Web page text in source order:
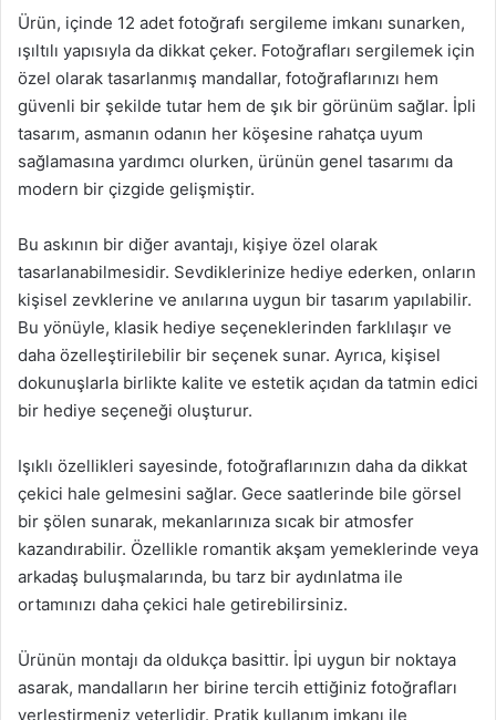
Ürün, içinde 12 adet fotoğrafı sergileme imkanı sunarken,
ışıltılı yapısıyla da dikkat çeker. Fotoğrafları sergilemek için
özel olarak tasarlanmış mandallar, fotoğraflarınızı hem
güvenli bir şekilde tutar hem de şık bir görünüm sağlar. İpli
tasarım, asmanın odanın her köşesine rahatça uyum
sağlamasına yardımcı olurken, ürünün genel tasarımı da
modern bir çizgide gelişmiştir.
Bu askının bir diğer avantajı, kişiye özel olarak
tasarlanabilmesidir. Sevdiklerinize hediye ederken, onların
kişisel zevklerine ve anılarına uygun bir tasarım yapılabilir.
Bu yönüyle, klasik hediye seçeneklerinden farklılaşır ve
daha özelleştirilebilir bir seçenek sunar. Ayrıca, kişisel
dokunuşlarla birlikte kalite ve estetik açıdan da tatmin edici
bir hediye seçeneği oluşturur.
Işıklı özellikleri sayesinde, fotoğraflarınızın daha da dikkat
çekici hale gelmesini sağlar. Gece saatlerinde bile görsel
bir şölen sunarak, mekanlarınıza sıcak bir atmosfer
kazandırabilir. Özellikle romantik akşam yemeklerinde veya
arkadaş buluşmalarında, bu tarz bir aydınlatma ile
ortamınızı daha çekici hale getirebilirsiniz.
Ürünün montajı da oldukça basittir. İpi uygun bir noktaya
asarak, mandalların her birine tercih ettiğiniz fotoğrafları
yerleştirmeniz yeterlidir. Pratik kullanım imkanı ile